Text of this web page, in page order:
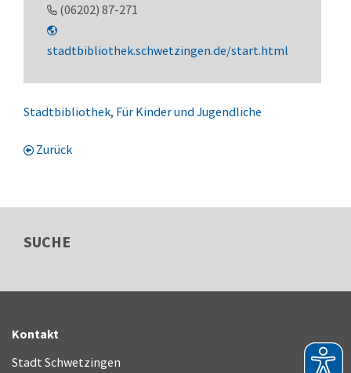
(06202) 87-271
stadtbibliothek.schwetzingen.de/start.html
Stadtbibliothek, Für Kinder und Jugendliche
Zurück
SUCHE
Kontakt
Stadt Schwetzingen